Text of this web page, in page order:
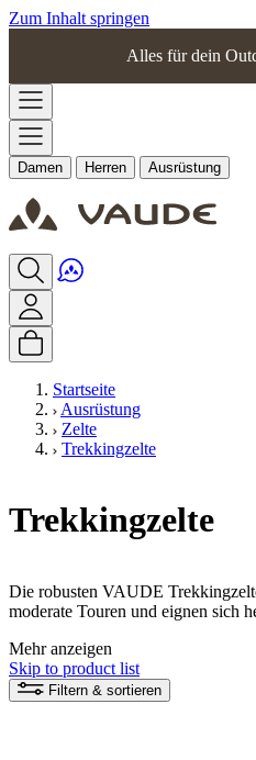
Zum Inhalt springen
Alles für dein
Damen Herren Ausrüstung
Startseite
Ausrüstung
Zelte
Trekkingzelte
Trekkingzelte
Die robusten VAUDE
moderate Touren und eignen sich
eine zuverlässige und bequeme
Abenteuer. Kröne deine Wander-,
einem Trekkingzelt, das nicht nur
Mehr anzeigen
Skip to product list
Filtern & sortieren